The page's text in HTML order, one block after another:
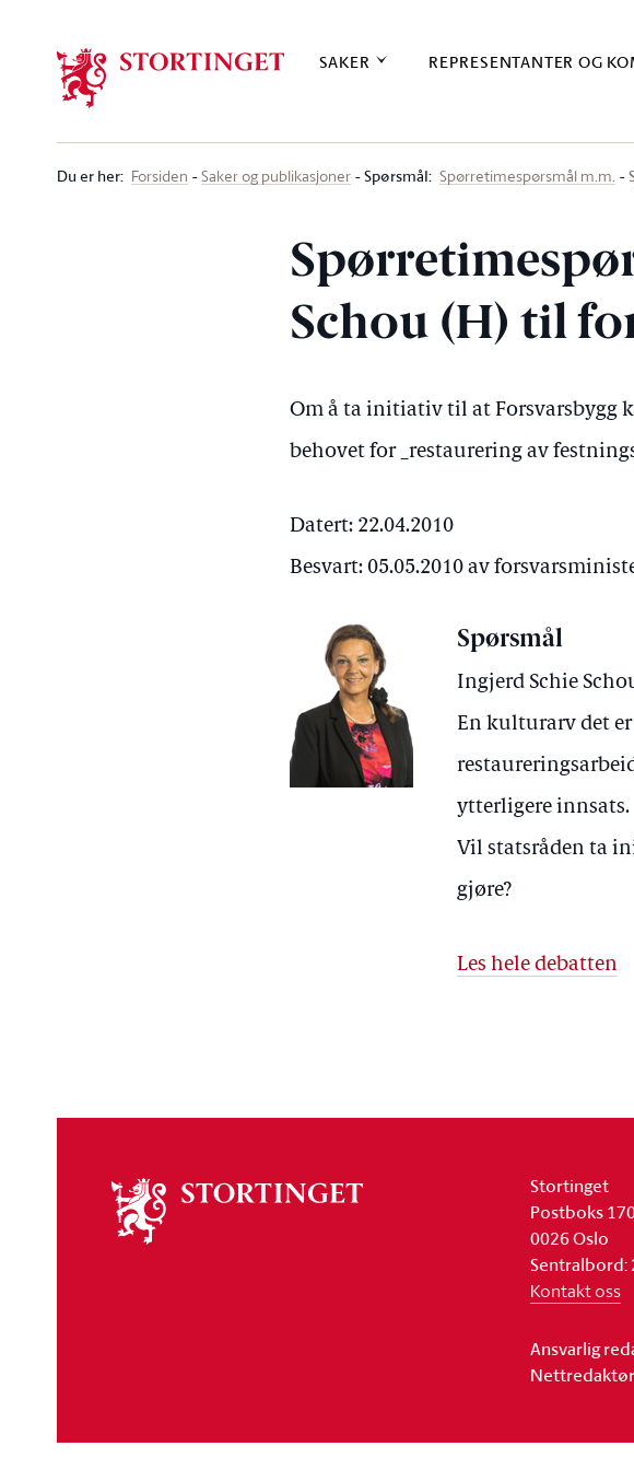
SAKER REPRESENTANTER OG
Du er her: Forsiden Saker og publikasjoner Spørsmål: Spørretimespørsmål m.m.
Schou (H) til
Om å ta initiativ til at Forsvarsbygg
behovet for _restaurering av
Datert: 22.04.2010
Besvart: 05.05.2010 av
Spørsmål
Ingjerd Schie
En kulturarv det
ytterligere innsats.
Vil statsråden ta
gjøre?
Les hele debatten
stortinget
Stortinget
Postboks
0026 Oslo
Sentralbord:
Kontakt oss
Ansvarlig